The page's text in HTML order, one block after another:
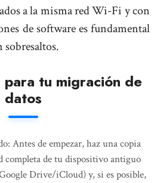
a la misma red Wi-Fi y con
de software es fundamental
para tu migración de
datos
Antes de empezar, haz una copia
completa de tu dispositivo antiguo
Drive/iCloud) y, si es posible,